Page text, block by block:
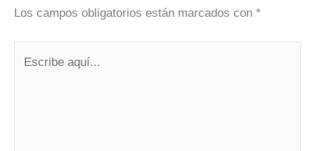
Los campos obligatorios están marcados con *